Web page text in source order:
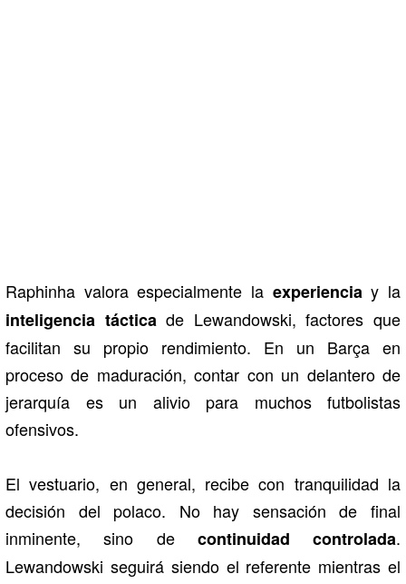
Raphinha valora especialmente la experiencia y la
inteligencia táctica de Lewandowski, factores que
facilitan su propio rendimiento. En un Barça en
proceso de maduración, contar con un delantero de
jerarquía es un alivio para muchos futbolistas
ofensivos.
El vestuario, en general, recibe con tranquilidad la
decisión del polaco. No hay sensación de final
inminente, sino de continuidad controlada.
Lewandowski seguirá siendo el referente mientras el